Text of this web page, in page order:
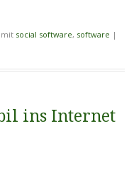
mit social software, software |
ins Internet